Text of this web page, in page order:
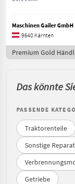
Maschinen Gailer GmbH
9640 Kärnten
Premium Gold
Das könnte
PASSENDE
Traktorenteile
Sonstige
Getriebe